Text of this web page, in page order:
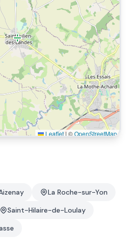
Leaflet | ©OpenStreetMap
La Roche-sur-Yon
Saint-Hilaire-de-Loulay